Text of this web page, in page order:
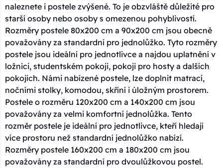
naleznete i postele zvýšené. To je obzvláště důležité pro
starší osoby nebo osoby s omezenou pohyblivostí.
Rozměry postele 80x200 cm a 90x200 cm jsou obecně
považovány za standardní pro jednolůžko. Tyto rozměry
postele jsou ideální pro jednotlivce a najdou uplatnění v
ložnici, studentském pokoji, pokoji pro hosty a dalších
pokojích. Námi nabízené postele, lze doplnit matrací,
nočními stolky, komodou, skříní i úložným prostorem.
Postele o rozměru 120x200 cm a 140x200 cm jsou
považovány za velmi komfortní jednolůžka. Tento
rozměr postele je ideální pro jednotlivce, kteří hledají
více prostoru než standardní jednolůžko nabízí.
Rozměry postele 160x200 cm a 180x200 cm jsou
považovány za standardní pro dvoulůžkovou postel.